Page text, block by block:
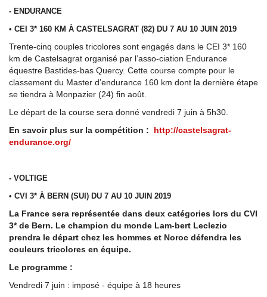
- ENDURANCE
• CEI 3* 160 KM À CASTELSAGRAT (82) DU 7 AU 10 JUIN 2019
Trente-cinq couples tricolores sont engagés dans le CEI 3* 160
km de Castelsagrat organisé par l’asso-ciation Endurance
équestre Bastides-bas Quercy. Cette course compte pour le
classement du Master d’endurance 160 km dont la dernière étape
se tiendra à Monpazier (24) fin août.
Le départ de la course sera donné vendredi 7 juin à 5h30.
En savoir plus sur la compétition :
http://castelsagrat-
endurance.org/
- VOLTIGE
• CVI 3* À BERN (SUI) DU 7 AU 10 JUIN 2019
La France sera représentée dans deux catégories lors du CVI
3* de Bern. Le champion du monde Lam-bert Leclezio
prendra le départ chez les hommes et Noroc défendra les
couleurs tricolores en équipe.
Le programme :
Vendredi 7 juin : imposé - équipe à 18 heures